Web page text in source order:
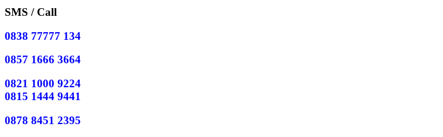
SMS / Call
0838 77777 134
0857 1666 3664
0821 1000 9224
0815 1444 9441
0878 8451 2395